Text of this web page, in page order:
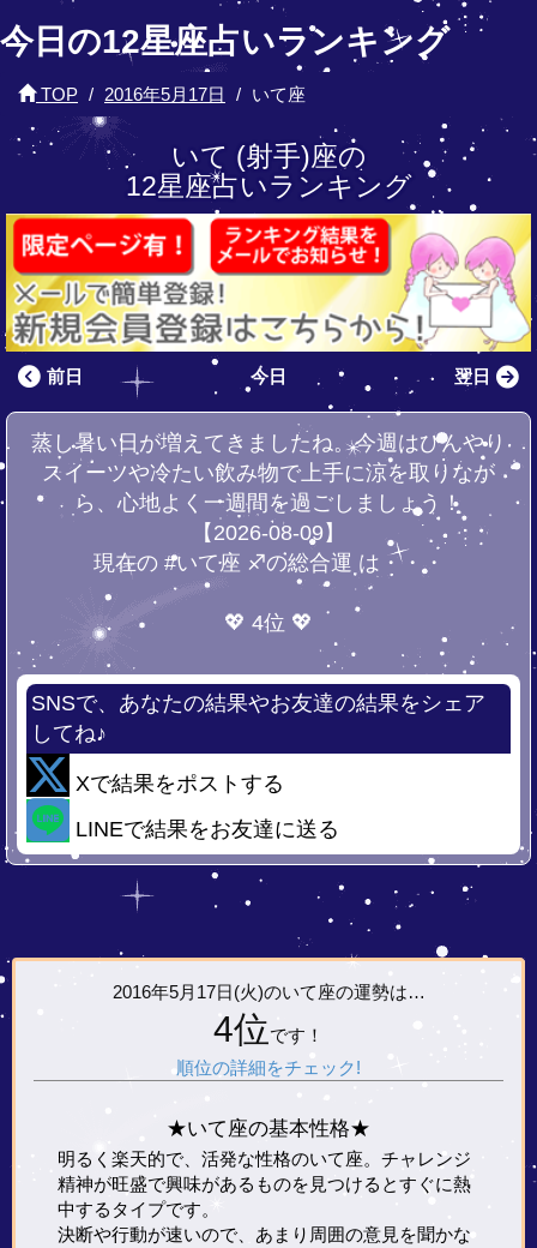
今日の12星座占いランキング
TOP 2016年5月17日 いて座
いて (射手)座の
12星座占いランキング
前日 今日 翌日
蒸し暑い日が増えてきましたね。今週はひんやり
スイーツや冷たい飲み物で上手に涼を取りなが
ら、心地よく一週間を過ごしましょう！
【2026-08-09】
現在の #いて座 ♐の総合運 は・・・
💖 4位 💖
SNSで、あなたの結果やお友達の結果をシェア
してね♪
Xで結果をポストする
LINEで結果をお友達に送る
2016年5月17日(火)のいて座の運勢は…
4位です！
順位の詳細をチェック!
★いて座の基本性格★
明るく楽天的で、活発な性格のいて座。チャレンジ
精神が旺盛で興味があるものを見つけるとすぐに熱
中するタイプです。
決断や行動が速いので、あまり周囲の意見を聞かな